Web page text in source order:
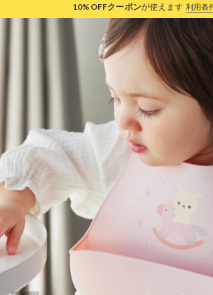
10%OFFクーポンが使えます 利用条